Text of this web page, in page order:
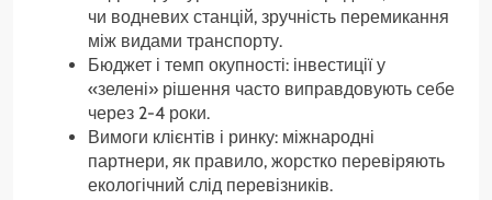
чи водневих станцій, зручність перемикання
між видами транспорту.
Бюджет і темп окупності: інвестиції у
«зелені» рішення часто виправдовують себе
через 2-4 роки.
Вимоги клієнтів і ринку: міжнародні
партнери, як правило, жорстко перевіряють
екологічний слід перевізників.